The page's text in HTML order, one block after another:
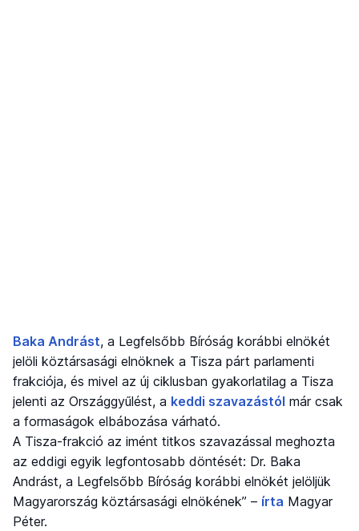
Baka Andrást, a Legfelsőbb Bíróság korábbi elnökét
jelöli köztársasági elnöknek a Tisza párt parlamenti
frakciója, és mivel az új ciklusban gyakorlatilag a Tisza
jelenti az Országgyűlést, a keddi szavazástól már csak
a formaságok elbábozása várható.
A Tisza-frakció az imént titkos szavazással meghozta
az eddigi egyik legfontosabb döntését: Dr. Baka
Andrást, a Legfelsőbb Bíróság korábbi elnökét jelöljük
Magyarország köztársasági elnökének” – írta Magyar
Péter.